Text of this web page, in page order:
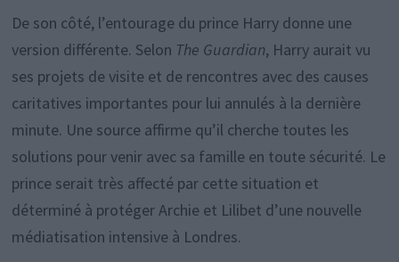
De son côté, l’entourage du prince Harry donne une
version différente. Selon The Guardian, Harry aurait vu
ses projets de visite et de rencontres avec des causes
caritatives importantes pour lui annulés à la dernière
minute. Une source affirme qu’il cherche toutes les
solutions pour venir avec sa famille en toute sécurité. Le
prince serait très affecté par cette situation et
déterminé à protéger Archie et Lilibet d’une nouvelle
médiatisation intensive à Londres.